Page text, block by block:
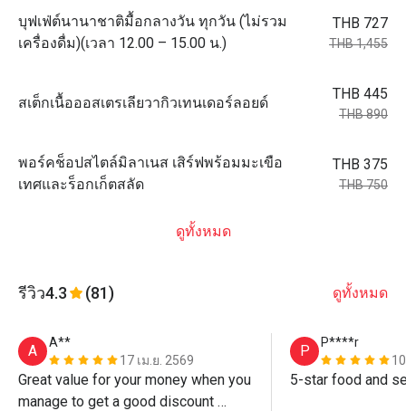
บุฟเฟ่ต์นานาชาติมื้อกลางวัน ทุกวัน (ไม่รวม
เครื่องดื่ม)(เวลา 12.00 – 15.00 น.)
THB 727
THB 1,455
สเต็กเนื้อออสเตรเลียวากิวเทนเดอร์ลอยด์
THB 445
THB 890
พอร์คช็อปสไตล์มิลาเนส เสิร์ฟพร้อมมะเขือ
เทศและร็อกเก็ตสลัด
THB 375
THB 750
ดูทั้งหมด
รีวิว4.3 (81) ดูทั้งหมด
A
A**
17 เม.ย. 2569
Great value for your money when you
manage to get a good discount
P
P****r
5-star food and